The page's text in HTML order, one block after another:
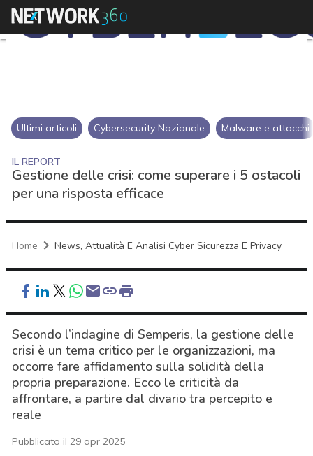
Ultimi articoli Cybersecurity Nazionale Malware e attacchi
IL REPORT
Gestione delle crisi: come superare i 5 ostacoli
per una risposta efficace
Home News, Attualità E Analisi Cyber Sicurezza E Privacy
Secondo l’indagine di Semperis, la gestione delle
crisi è un tema critico per le organizzazioni, ma
occorre fare affidamento sulla solidità della
propria preparazione. Ecco le criticità da
affrontare, a partire dal divario tra percepito e
reale
Pubblicato il 29 apr 2025